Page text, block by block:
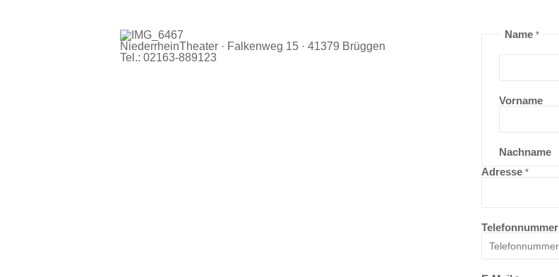
NiederrheinTheater · Falkenweg 15 · 41379 Brüggen
Tel.: 02163-889123
Name *
Vorname
Nachname
Adresse *
Telefonnummer